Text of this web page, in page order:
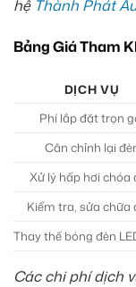
hệ Thành Phát
Bảng Giá Tham
DỊCH VỤ
Phí lắp đặt trọn
Cân chỉnh lại
Xử lý hấp hơi chóa
Kiểm tra, sửa chữa
Thay thế bóng đèn
Các chi phí dịch